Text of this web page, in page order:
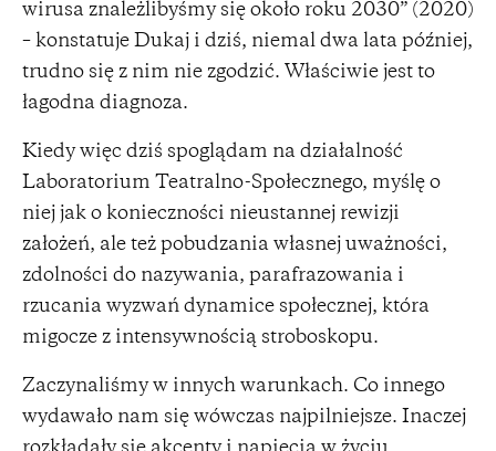
wirusa znależlibyśmy się około roku 2030” (2020)
– konstatuje Dukaj i dziś, niemal dwa lata później,
trudno się z nim nie zgodzić. Właściwie jest to
łagodna diagnoza.
Kiedy więc dziś spoglądam na działalność
Laboratorium Teatralno-Społecznego, myślę o
niej jak o konieczności nieustannej rewizji
założeń, ale też pobudzania własnej uważności,
zdolności do nazywania, parafrazowania i
rzucania wyzwań dynamice społecznej, która
migocze z intensywnością stroboskopu.
Zaczynaliśmy w innych warunkach. Co innego
wydawało nam się wówczas najpilniejsze. Inaczej